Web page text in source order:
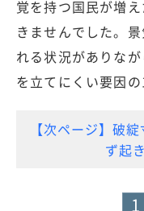
覚を持つ国民が増
きませんでした。
れる状況がありな
を立てにくい要因の
【次ページ】破
ず起
1